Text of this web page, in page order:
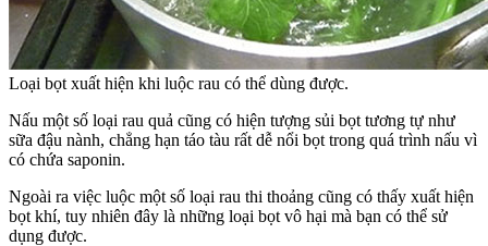
Loại bọt xuất hiện khi luộc rau có thể dùng được.
Nấu một số loại rau quả cũng có hiện tượng sủi bọt tương tự như
sữa đậu nành, chẳng hạn táo tàu rất dễ nổi bọt trong quá trình nấu vì
có chứa saponin.
Ngoài ra việc luộc một số loại rau thi thoảng cũng có thấy xuất hiện
bọt khí, tuy nhiên đây là những loại bọt vô hại mà bạn có thể sử
dụng được.